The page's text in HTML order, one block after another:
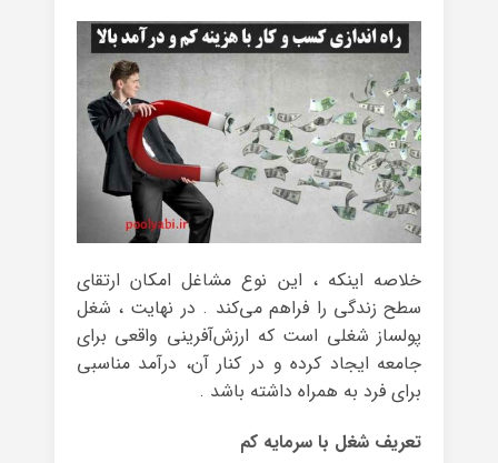
خلاصه اینکه ، این نوع مشاغل امکان ارتقای
سطح زندگی را فراهم می‌کند . در نهایت ، شغل
پولساز شغلی است که ارزش‌آفرینی واقعی برای
جامعه ایجاد کرده و در کنار آن، درآمد مناسبی
برای فرد به همراه داشته باشد .
تعریف شغل با سرمایه کم